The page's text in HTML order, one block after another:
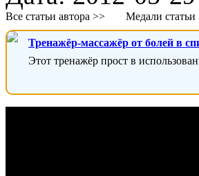
Все статьи автора >> Медали статьи
Тренажёр-массажёр от болей в
Этот тренажёр прост в